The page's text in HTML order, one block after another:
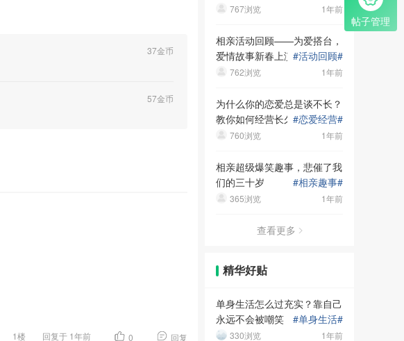
37金币
57金币
1楼 回复于 1年前 0 回复
1年前
767浏览
相亲活动回顾——为爱搭台，
爱情故事新春上演！
#活动回顾#
1年前
762浏览
为什么你的恋爱总是谈不长？
教你如何经营长久稳定的恋爱
关系！
#恋爱经营#
1年前
760浏览
相亲超级爆笑趣事，悲催了我
们的三十岁
#相亲趣事#
1年前
365浏览
查看更多
精华好贴
单身生活怎么过充实？靠自己
永远不会被嘲笑！#单身生活#
1年前
330浏览
帖子管理